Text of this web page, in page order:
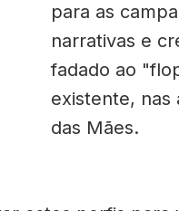
para as
narrativas e
fadado ao
existente, nas
das Mães.